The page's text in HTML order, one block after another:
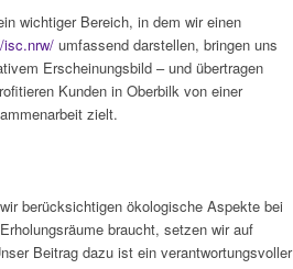
wichtiger Bereich, in dem wir einen
isc.nrw/ umfassend darstellen, bringen uns
Erscheinungsbild – und übertragen
Kunden in Oberbilk von einer
zielt.
berücksichtigen ökologische Aspekte bei
braucht, setzen wir auf
Beitrag dazu ist ein verantwortungsvoller